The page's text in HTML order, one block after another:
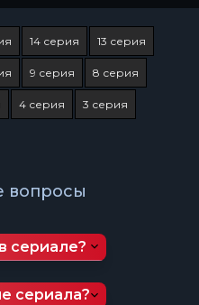
14 серия 13 серия
9 серия 8 серия
4 серия 3 серия
вопросы
сериале?
сериала?